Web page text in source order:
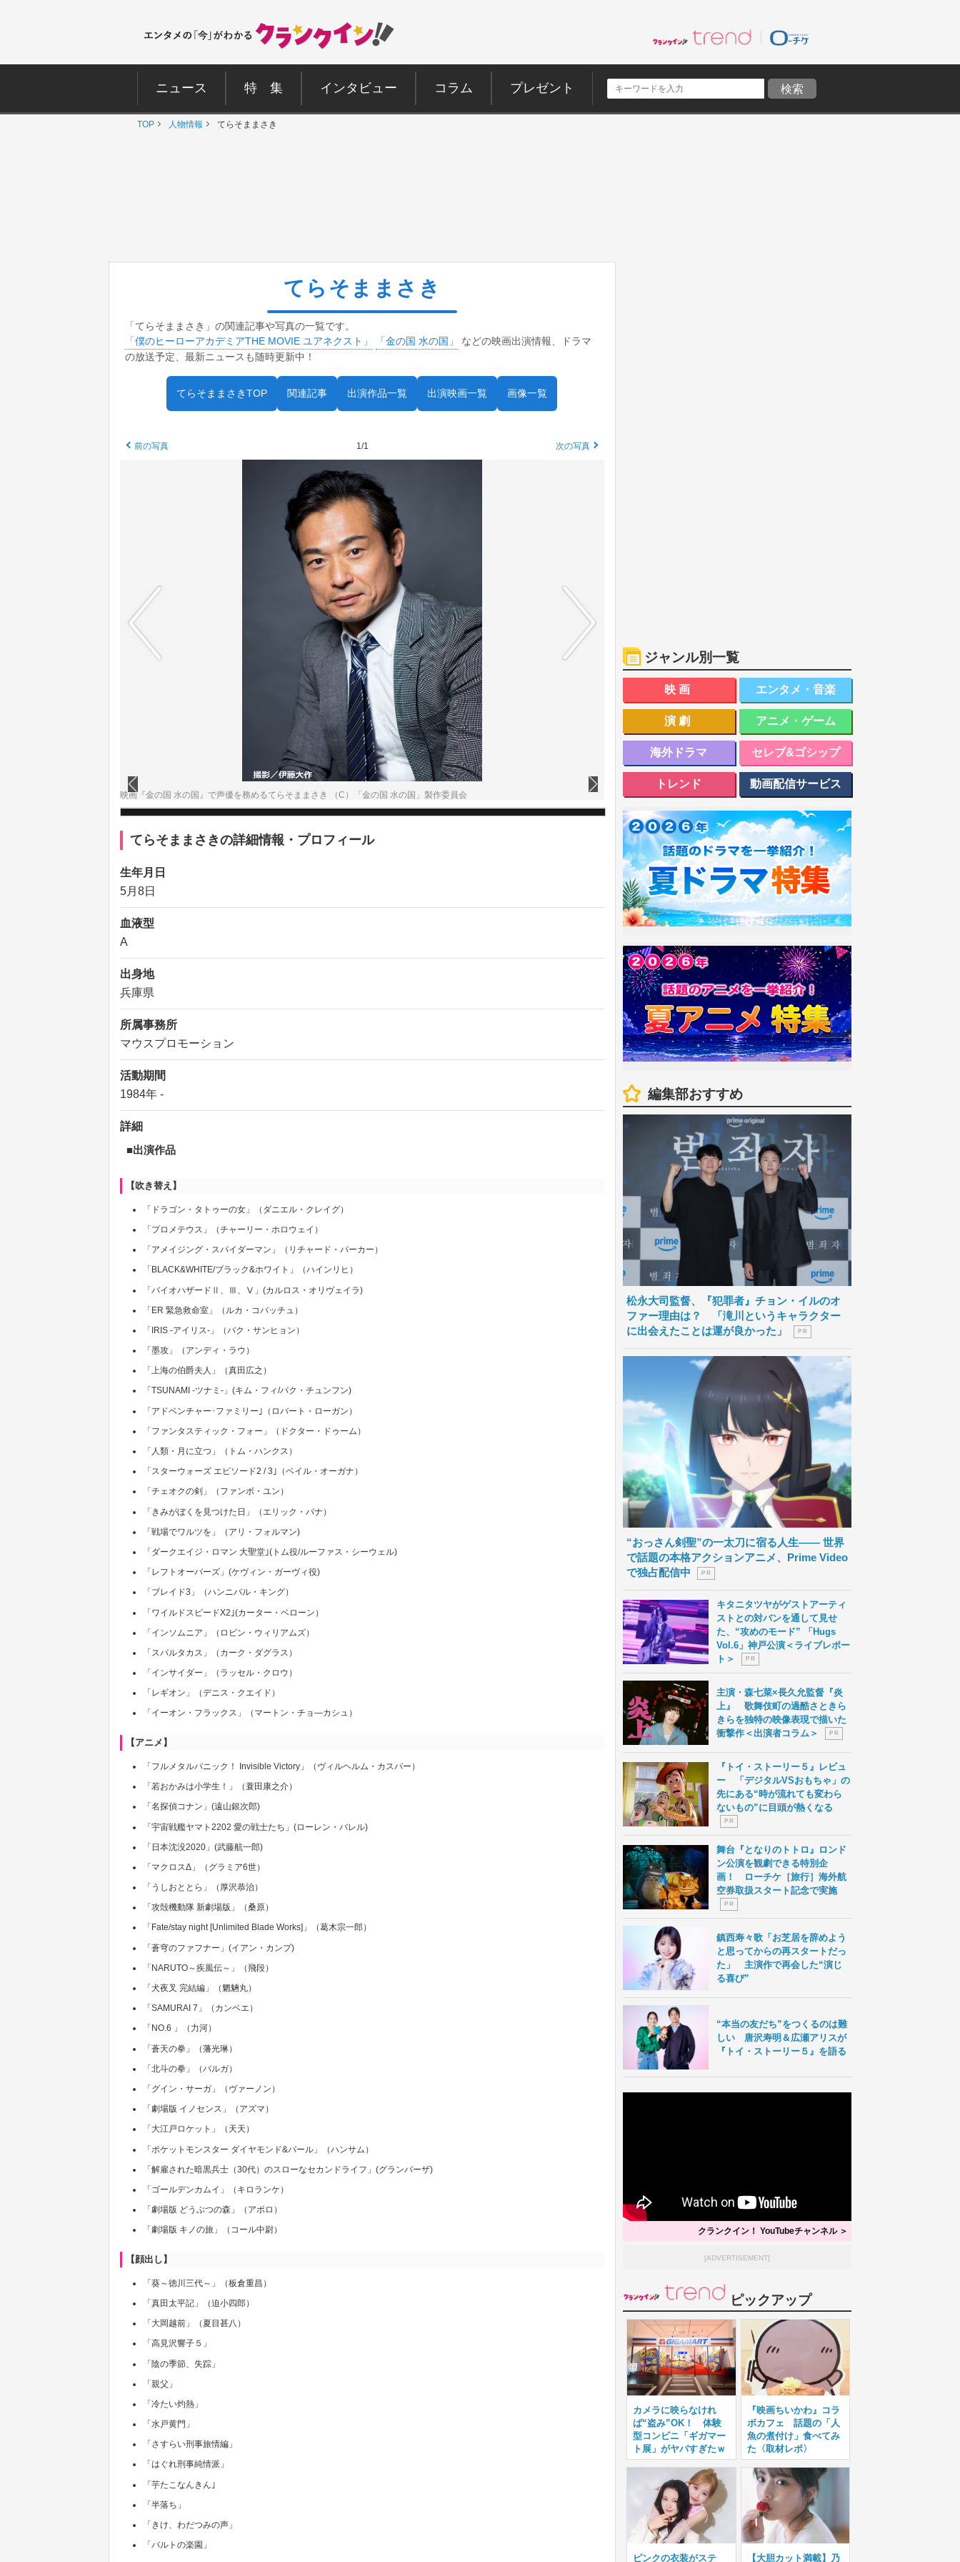
ニュース 特 集 インタビュー コラム プレゼント
TOP 人物情報 てらそままさき
てらそままさき
「てらそままさき」の関連記事や写真の一覧です。
「僕のヒーローアカデミアTHE MOVIE ユアネクスト」
「金の国 水の国」
などの映画出演情報、ドラマ
の放送予定、最新ニュースも随時更新中！
てらそままさきTOP 関連記事 出演作品一覧 出演映画一覧 画像一覧
前の写真 1/1 次の写真
映画『金の国 水の国』で声優を務めるてらそままさき （C）「金の国 水の国」製作委員会
てらそままさきの詳細情報・プロフィール
生年月日
5月8日
血液型
A
出身地
兵庫県
所属事務所
マウスプロモーション
活動期間
1984年 -
詳細
■出演作品
【吹き替え】
「ドラゴン・タトゥーの女」（ダニエル・クレイグ）
「プロメテウス」（チャーリー・ホロウェイ）
「アメイジング・スパイダーマン」（リチャード・パーカー）
「BLACK&WHITE/ブラック&ホワイト」（ハインリヒ）
「バイオハザードⅡ、Ⅲ、Ⅴ」(カルロス・オリヴェイラ)
「ER 緊急救命室」（ルカ・コバッチュ）
「IRIS -アイリス-」（パク・サンヒョン）
「墨攻」（アンディ・ラウ）
「上海の伯爵夫人」（真田広之）
「TSUNAMI -ツナミ-」(キム・フィ/パク・チュンフン)
「アドベンチャー･ファミリー｣（ロバート・ローガン）
「ファンタスティック・フォー」（ドクター・ドゥーム）
「人類・月に立つ」（トム・ハンクス）
「スターウォーズ エピソード2 / 3｣（ベイル・オーガナ）
「チェオクの剣」（ファンボ・ユン）
「きみがぼくを見つけた日」（エリック・バナ）
「戦場でワルツを」（アリ・フォルマン)
「ダークエイジ・ロマン 大聖堂｣(トム役/ルーファス・シーウェル)
「レフトオーバーズ」(ケヴィン・ガーヴィ役)
「ブレイド3」（ハンニバル・キング）
「ワイルドスピードX2｣(カーター・ベローン）
「インソムニア」（ロビン・ウィリアムズ）
「スパルタカス」（カーク・ダグラス）
「インサイダー」（ラッセル・クロウ）
「レギオン」（デニス・クエイド）
「イーオン・フラックス」（マートン・チョ―カシュ）
【アニメ】
「フルメタルパニック！ Invisible Victory」（ヴィルヘルム・カスパー）
「若おかみは小学生！」（蓑田康之介）
「名探偵コナン」(遠山銀次郎)
「宇宙戦艦ヤマト2202 愛の戦士たち」(ローレン・バレル)
「日本沈没2020」(武藤航一郎)
「マクロスΔ」（グラミア6世）
「うしおととら」（厚沢恭治）
「攻殻機動隊 新劇場版」（桑原）
「Fate/stay night [Unlimited Blade Works]」（葛木宗一郎）
「蒼穹のファフナー」(イアン・カンプ)
「NARUTO～疾風伝～」（飛段）
「犬夜叉 完結編」（魍魎丸）
「SAMURAI 7」（カンベエ）
「NO.6 」（力河）
「蒼天の拳」（藩光琳）
「北斗の拳」（バルガ）
「グイン・サーガ」（ヴァーノン）
「劇場版 イノセンス」（アズマ）
「大江戸ロケット」（天天）
「ポケットモンスター ダイヤモンド&パール」（ハンサム）
「解雇された暗黒兵士（30代）のスローなセカンドライフ」(グランバーザ)
「ゴールデンカムイ」（キロランケ）
「劇場版 どうぶつの森」（アポロ）
「劇場版 キノの旅」（コール中尉）
【顔出し】
「葵～徳川三代～」（板倉重昌）
「真田太平記」（迫小四郎）
「大岡越前」（夏目甚八）
「高見沢響子５」
「陰の季節、失踪」
「親父」
「冷たい灼熱」
「水戸黄門」
「さすらい刑事旅情編」
「はぐれ刑事純情派」
「芋たこなんきん｣
「半落ち」
「きけ、わだつみの声」
「バルトの楽園」
ジャンル別一覧
映画 エンタメ・音楽
演劇 アニメ・ゲーム
海外ドラマ セレブ&ゴシップ
トレンド 動画配信サービス
編集部おすすめ
松永大司監督、『犯罪者』チョン・イルのオ
ファー理由は？ 「滝川というキャラクター
に出会えたことは運が良かった」
P R
“おっさん剣聖”の一太刀に宿る人生―― 世界
で話題の本格アクションアニメ、Prime Video
で独占配信中
P R
キタニタツヤがゲストアーティ
ストとの対バンを通して見せ
た、“攻めのモード” 「Hugs
Vol.6」神戸公演＜ライブレポー
ト＞
P R
主演・森七菜×長久允監督『炎
上』 歌舞伎町の過酷さときら
きらを独特の映像表現で描いた
衝撃作＜出演者コラム＞
P R
『トイ・ストーリー５』レビュ
ー 「デジタルVSおもちゃ」の
先にある“時が流れても変わら
ないもの”に目頭が熱くなる
P R
舞台『となりのトトロ』ロンド
ン公演を観劇できる特別企
画！ ローチケ［旅行］海外航
空券取扱スタート記念で実施
P R
鎮西寿々歌「お芝居を辞めよう
と思ってからの再スタートだっ
た」 主演作で再会した“演じ
る喜び”
“本当の友だち”をつくるのは難
しい 唐沢寿明＆広瀬アリスが
『トイ・ストーリー５』を語る
クランクイン！ YouTubeチャンネル ＞
[ADVERTISEMENT]
ピックアップ
カメラに映らなけれ
ば“盗み”OK！ 体験
型コンビニ「ギガマー
ト展」がヤバすぎたｗ
『映画ちいかわ』コラ
ボカフェ 話題の「人
魚の煮付け」食べてみ
た〈取材レポ〉
ピンクの衣装がステ 【大胆カット満載】乃